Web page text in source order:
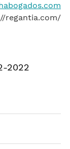
regantia.com/
2022